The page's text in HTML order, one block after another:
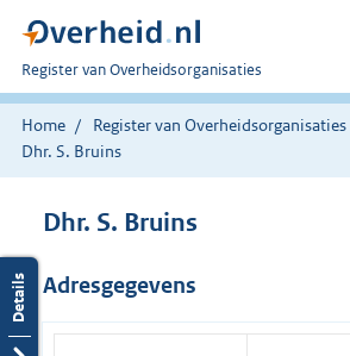
U
bent
nu
hier:
Register van Overheidsorganisaties
Home Register van Overheidsorganisaties
Dhr. S. Bruins
Dhr. S. Bruins
Adresgegevens